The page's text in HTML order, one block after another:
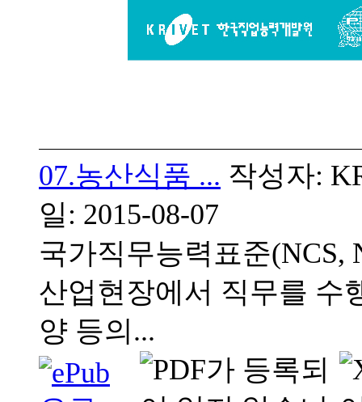
07.농산식품 ... 작성자:
일: 2015-08-07
국가직무능력표준(NCS,
산업현장에서 직무를 수
양 등의...